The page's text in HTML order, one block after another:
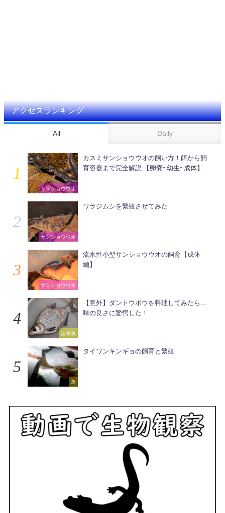
アクセスランキング
All Daily
サンショウウオ
カスミサンショウウオの飼い方！餌から飼
育容器まで完全解説 【卵嚢~幼生~成体】
サンショウウオ
ワラジムシを繁殖させてみた
サンショウウオ
流水性小型サンショウウオの飼育【成体
編】
淡水魚
【意外】ダントウボウを料理してみたら…
味の良さに驚愕した！
魚
タイワンキンギョの飼育と繁殖